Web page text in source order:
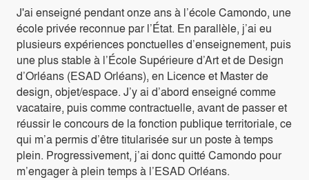
J'ai enseigné pendant onze ans à l’école Camondo, une
école privée reconnue par l’État. En parallèle, j’ai eu
plusieurs expériences ponctuelles d’enseignement, puis
une plus stable à l’École Supérieure d’Art et de Design
d’Orléans (ESAD Orléans), en Licence et Master de
design, objet/espace. J’y ai d’abord enseigné comme
vacataire, puis comme contractuelle, avant de passer et
réussir le concours de la fonction publique territoriale, ce
qui m’a permis d’être titularisée sur un poste à temps
plein. Progressivement, j’ai donc quitté Camondo pour
m’engager à plein temps à l’ESAD Orléans.